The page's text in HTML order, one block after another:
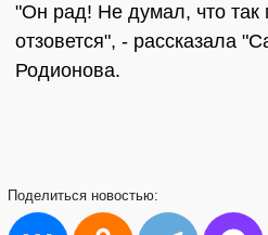
"Он рад! Не думал, что так
отзовется", - рассказала
Родионова.
Поделиться новостью: